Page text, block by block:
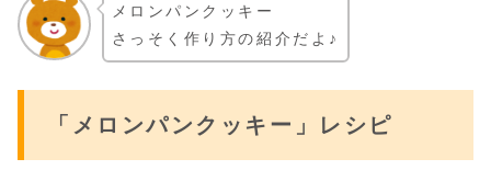
メロンパンクッキー
さっそく作り方の紹介だよ♪
「メロンパンクッキー」レシピ